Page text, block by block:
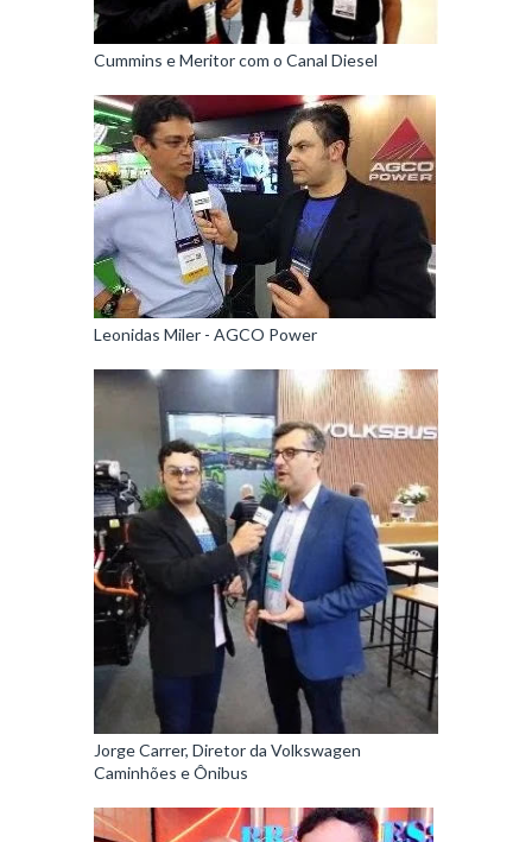
Cummins e Meritor com o Canal Diesel
Leonidas Miler - AGCO Power
Jorge Carrer, Diretor da Volkswagen
Caminhões e Ônibus